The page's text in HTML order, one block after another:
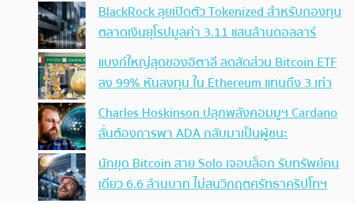
BlackRock ลุยเปิดตัว Tokenized สำหรับกองทุน
ตลาดเงินยุโรปมูลค่า 3.11 แสนล้านดอลลาร์
แบงก์ใหญ่สุดของอิตาลี ลดสัดส่วน Bitcoin ETF
ลง 99% หันลงทุน ใน Ethereum แทนถึง 3 เท่า
Charles Hoskinson ปลุกพลังคอมมูฯ Cardano
ลั่นต้องการพา ADA กลับมาเป็นผู้ชนะ
นักขุด Bitcoin สาย Solo เจอบล็อก รับทรัพย์คน
เดียว 6.6 ล้านบาท ไม่สนวิกฤตศรัทธาคริปโทฯ